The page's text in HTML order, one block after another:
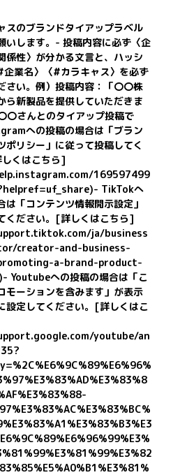
のブランドタイアップラベル
いします。- 投稿内容に必ず〈企
係性〉が分かる文言と、ハッシ
企業名〉〈#カラキャス〉を必ず
い。 例）投稿内容：「〇〇株
ら新製品を提供していただきま
〇さんとのタイアップ投稿で
への投稿の場合は「ブラン
ポリシー」に従って投稿してく
くはこちら]
169597499
- TikTokへ
は「コンテンツ情報開示設定」
ください。 [詳しくはこちら]
ja/business
creator-and-business-
a-brand-product-
- Youtubeへの投稿の場合は「こ
モーションを含みます」が表示
設定してください。 [詳しくはこ
youtube/an